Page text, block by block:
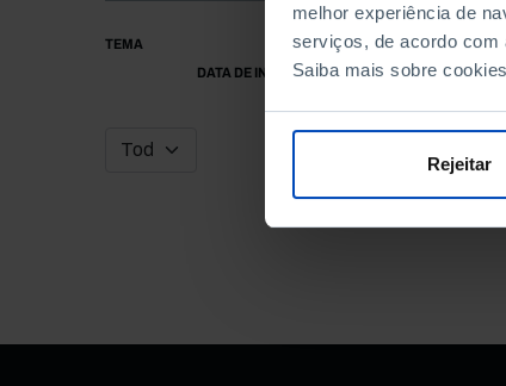
melhor experiência de
serviços, de acordo com
Saiba mais sobre
Rejeitar
TEMA
DATA DE INÍCIO